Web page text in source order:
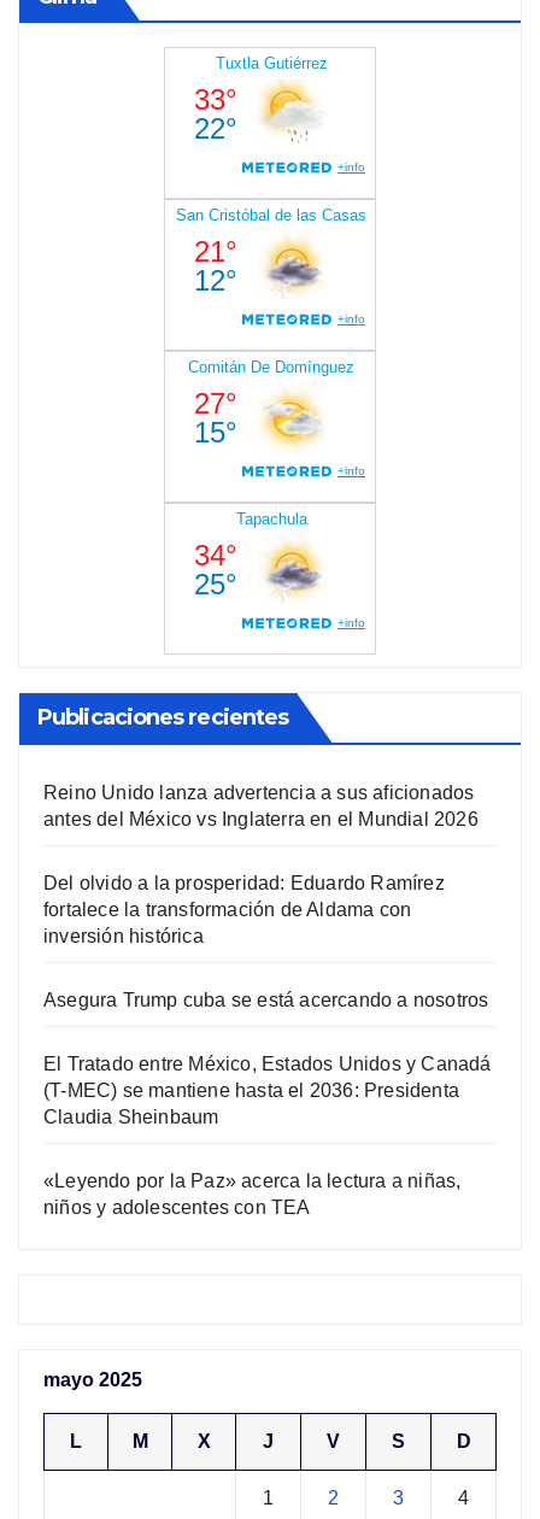
Publicaciones recientes
Reino Unido lanza advertencia a sus aficionados
antes del México vs Inglaterra en el Mundial 2026
Del olvido a la prosperidad: Eduardo Ramírez
fortalece la transformación de Aldama con
inversión histórica
Asegura Trump cuba se está acercando a nosotros
El Tratado entre México, Estados Unidos y Canadá
(T-MEC) se mantiene hasta el 2036: Presidenta
Claudia Sheinbaum
«Leyendo por la Paz» acerca la lectura a niñas,
niños y adolescentes con TEA
mayo 2025
L M X J V S D
1 2 3 4